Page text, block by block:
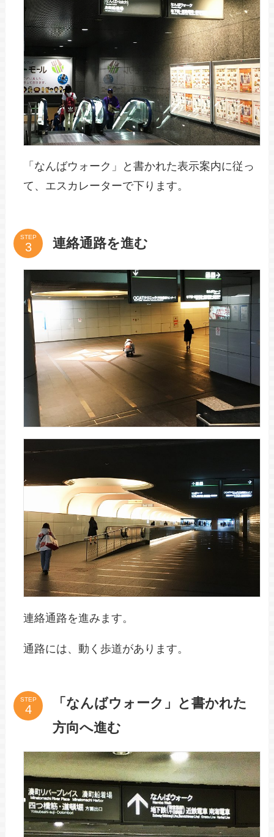
「なんばウォーク」と書かれた表示案内に従っ
て、エスカレーターで下ります。
STEP 連絡通路を進む
連絡通路を進みます。
通路には、動く歩道があります。
STEP
「なんばウォーク」と書かれた
方向へ進む